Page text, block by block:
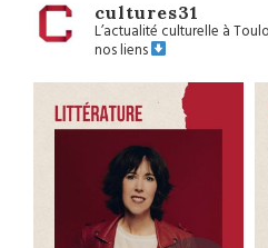
cultures31
L’actualité culturelle à
nos liens